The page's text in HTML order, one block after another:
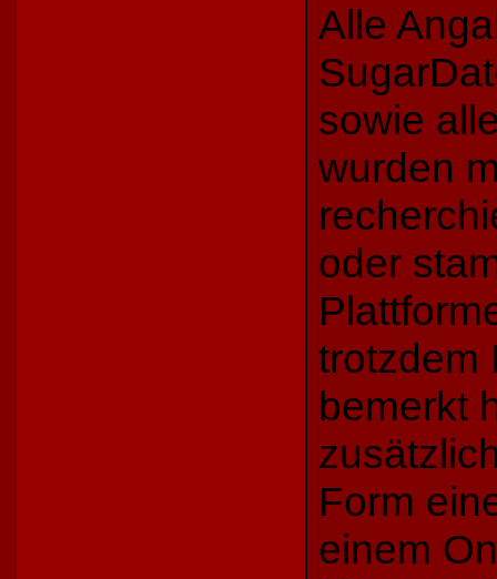
Alle
sowie
wurden
oder
trotzdem
bemerkt
Form
einem